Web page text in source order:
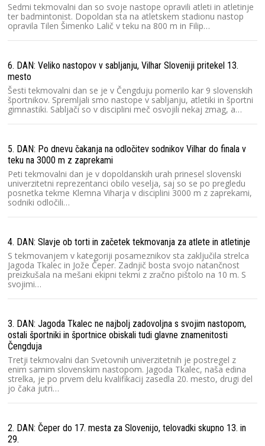
Sedmi tekmovalni dan so svoje nastope opravili atleti in atletinje
ter badmintonist. Dopoldan sta na atletskem stadionu nastop
opravila Tilen Šimenko Lalič v teku na 800 m in Filip…
6. DAN: Veliko nastopov v sabljanju, Vilhar Sloveniji pritekel 13.
mesto
Šesti tekmovalni dan se je v Čengduju pomerilo kar 9 slovenskih
športnikov. Spremljali smo nastope v sabljanju, atletiki in športni
gimnastiki. Sabljači so v disciplini meč osvojili nekaj zmag, a…
5. DAN: Po dnevu čakanja na odločitev sodnikov Vilhar do finala v
teku na 3000 m z zaprekami
Peti tekmovalni dan je v dopoldanskih urah prinesel slovenski
univerzitetni reprezentanci obilo veselja, saj so se po pregledu
posnetka tekme Klemna Viharja v disciplini 3000 m z zaprekami,
sodniki odločili…
4. DAN: Slavje ob torti in začetek tekmovanja za atlete in atletinje
S tekmovanjem v kategoriji posameznikov sta zaključila strelca
Jagoda Tkalec in Jože Čeper. Zadnjič bosta svojo natančnost
preizkušala na mešani ekipni tekmi z zračno pištolo na 10 m. S
svojimi…
3. DAN: Jagoda Tkalec ne najbolj zadovoljna s svojim nastopom,
ostali športniki in športnice obiskali tudi glavne znamenitosti
Čengduja
Tretji tekmovalni dan Svetovnih univerzitetnih je postregel z
enim samim slovenskim nastopom. Jagoda Tkalec, naša edina
strelka, je po prvem delu kvalifikacij zasedla 20. mesto, drugi del
jo čaka jutri…
2. DAN: Čeper do 17. mesta za Slovenijo, telovadki skupno 13. in
29.